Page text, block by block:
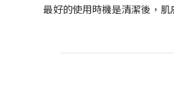
最好的使用時機是清潔後，